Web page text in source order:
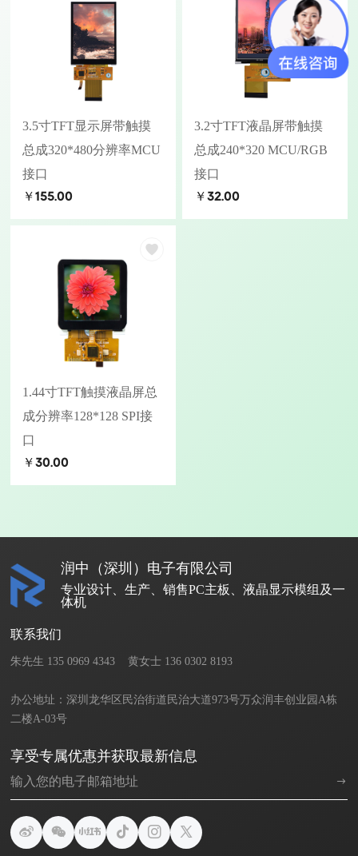
3.5寸TFT显示屏带触摸
总成320*480分辨率MCU
接口
￥155.00
3.2寸TFT液晶屏带触摸
总成240*320 MCU/RGB
接口
￥32.00
1.44寸TFT触摸液晶屏总
成分辨率128*128 SPI接
口
￥30.00
润中（深圳）电子有限公司
专业设计、生产、销售PC主板、液晶显示模组及一
体机
享受专属优惠并获取最新信息
联系我们
朱先生 135 0969 4343    黄女士 136 0302 8193
办公地址：深圳龙华区民治街道民治大道973号万众润丰创业园A栋
二楼A-03号